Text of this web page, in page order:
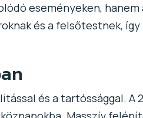
eseményeken,
és a felsőtestnek,
és a tartóssággal. A